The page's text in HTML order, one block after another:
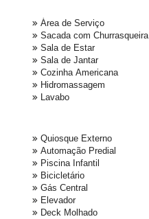
Área de Serviço
Sacada com Churrasqueira
Sala de Estar
Sala de Jantar
Cozinha Americana
Hidromassagem
Lavabo
Quiosque Externo
Automação Predial
Piscina Infantil
Bicicletário
Gás Central
Elevador
Deck Molhado